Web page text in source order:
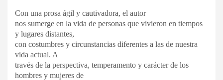
Con una prosa ágil y cautivadora, el autor
nos sumerge en la vida de personas que vivieron en tiempos
y lugares distantes,
con costumbres y circunstancias diferentes a las de nuestra
vida actual. A
través de la perspectiva, temperamento y carácter de los
hombres y mujeres de